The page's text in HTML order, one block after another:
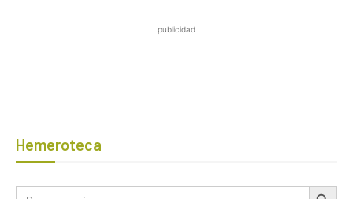
publicidad
Hemeroteca
Buscar: Botón de